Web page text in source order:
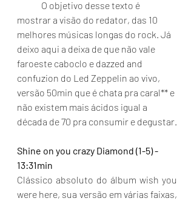
mostrar a visão do redator, das 10
melhores músicas longas do rock. Já
deixo aqui a deixa de que não vale
faroeste caboclo e dazzed and
confuzion do Led Zeppelin ao vivo,
versão 50min que é chata pra caral** e
não existem mais ácidos igual a
década de 70 pra consumir e degustar.
Shine on you crazy Diamond (1-5) -
13:31min
Clássico absoluto do álbum wish you
were here, sua versão em várias faixas,